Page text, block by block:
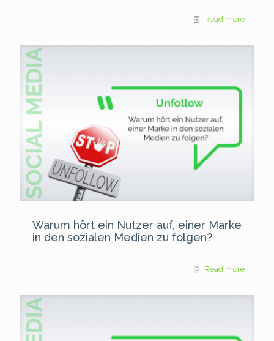
Read more
Warum hört ein Nutzer auf, einer Marke
in den sozialen Medien zu folgen?
Read more